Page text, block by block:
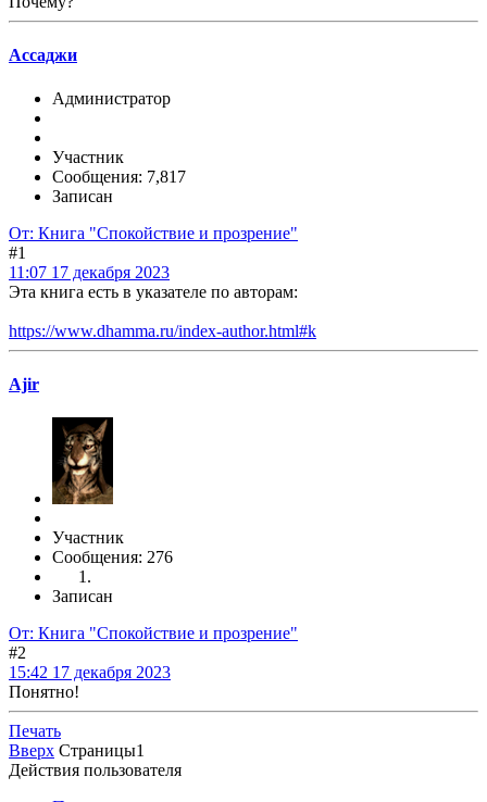
Ассаджи
Администратор
Участник
Сообщения: 7,817
Записан
От: Книга "Спокойствие и прозрение"
#1
11:07 17 декабря 2023
Эта книга есть в указателе по авторам:
https://www.dhamma.ru/index-author.html#k
Ajir
Участник
Сообщения: 276
Записан
От: Книга "Спокойствие и прозрение"
#2
15:42 17 декабря 2023
Понятно!
Печать
Вверх Страницы1
Действия пользователя